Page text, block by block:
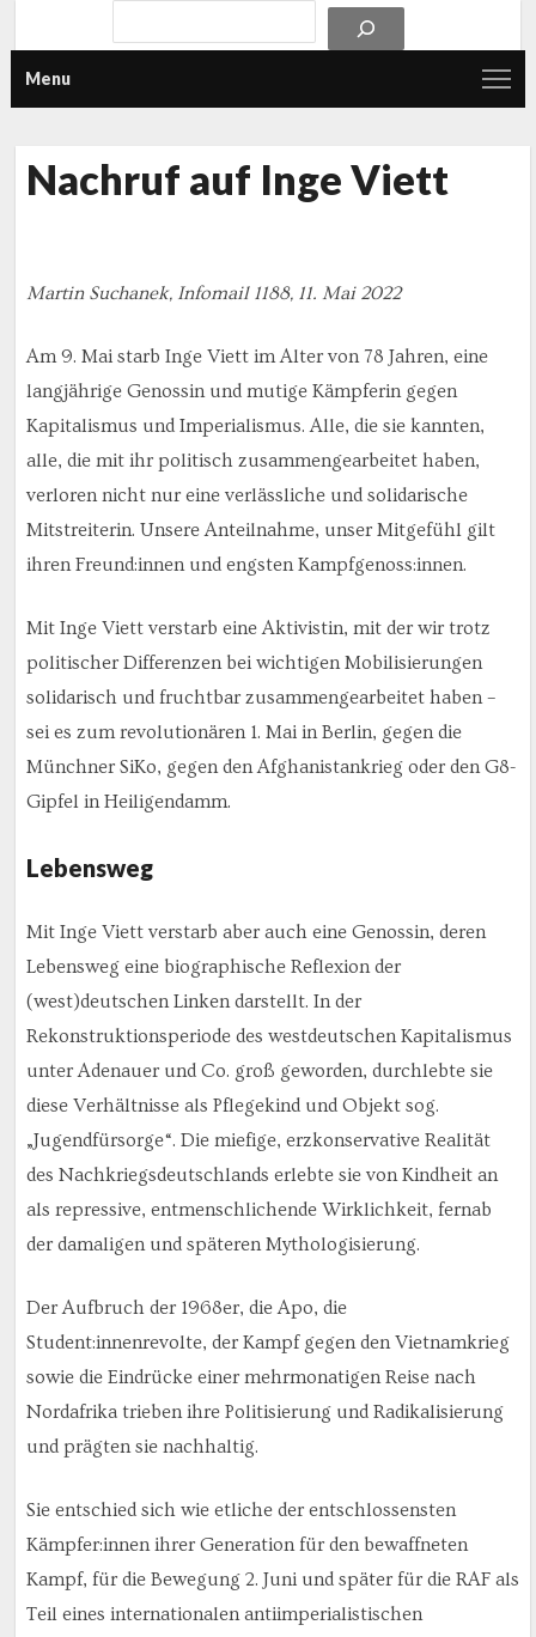
Menu
Nachruf auf Inge Viett
Martin Suchanek, Infomail 1188, 11. Mai 2022
Am 9. Mai starb Inge Viett im Alter von 78 Jahren, eine
langjährige Genossin und mutige Kämpferin gegen
Kapitalismus und Imperialismus. Alle, die sie kannten,
alle, die mit ihr politisch zusammengearbeitet haben,
verloren nicht nur eine verlässliche und solidarische
Mitstreiterin. Unsere Anteilnahme, unser Mitgefühl gilt
ihren Freund:innen und engsten Kampfgenoss:innen.
Mit Inge Viett verstarb eine Aktivistin, mit der wir trotz
politischer Differenzen bei wichtigen Mobilisierungen
solidarisch und fruchtbar zusammengearbeitet haben –
sei es zum revolutionären 1. Mai in Berlin, gegen die
Münchner SiKo, gegen den Afghanistankrieg oder den G8-
Gipfel in Heiligendamm.
Lebensweg
Mit Inge Viett verstarb aber auch eine Genossin, deren
Lebensweg eine biographische Reflexion der
(west)deutschen Linken darstellt. In der
Rekonstruktionsperiode des westdeutschen Kapitalismus
unter Adenauer und Co. groß geworden, durchlebte sie
diese Verhältnisse als Pflegekind und Objekt sog.
„Jugendfürsorge“. Die miefige, erzkonservative Realität
des Nachkriegsdeutschlands erlebte sie von Kindheit an
als repressive, entmenschlichende Wirklichkeit, fernab
der damaligen und späteren Mythologisierung.
Der Aufbruch der 1968er, die Apo, die
Student:innenrevolte, der Kampf gegen den Vietnamkrieg
sowie die Eindrücke einer mehrmonatigen Reise nach
Nordafrika trieben ihre Politisierung und Radikalisierung
und prägten sie nachhaltig.
Sie entschied sich wie etliche der entschlossensten
Kämpfer:innen ihrer Generation für den bewaffneten
Kampf, für die Bewegung 2. Juni und später für die RAF als
Teil eines internationalen antiimperialistischen